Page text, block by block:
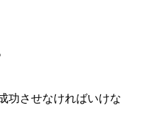
功させなければいけな